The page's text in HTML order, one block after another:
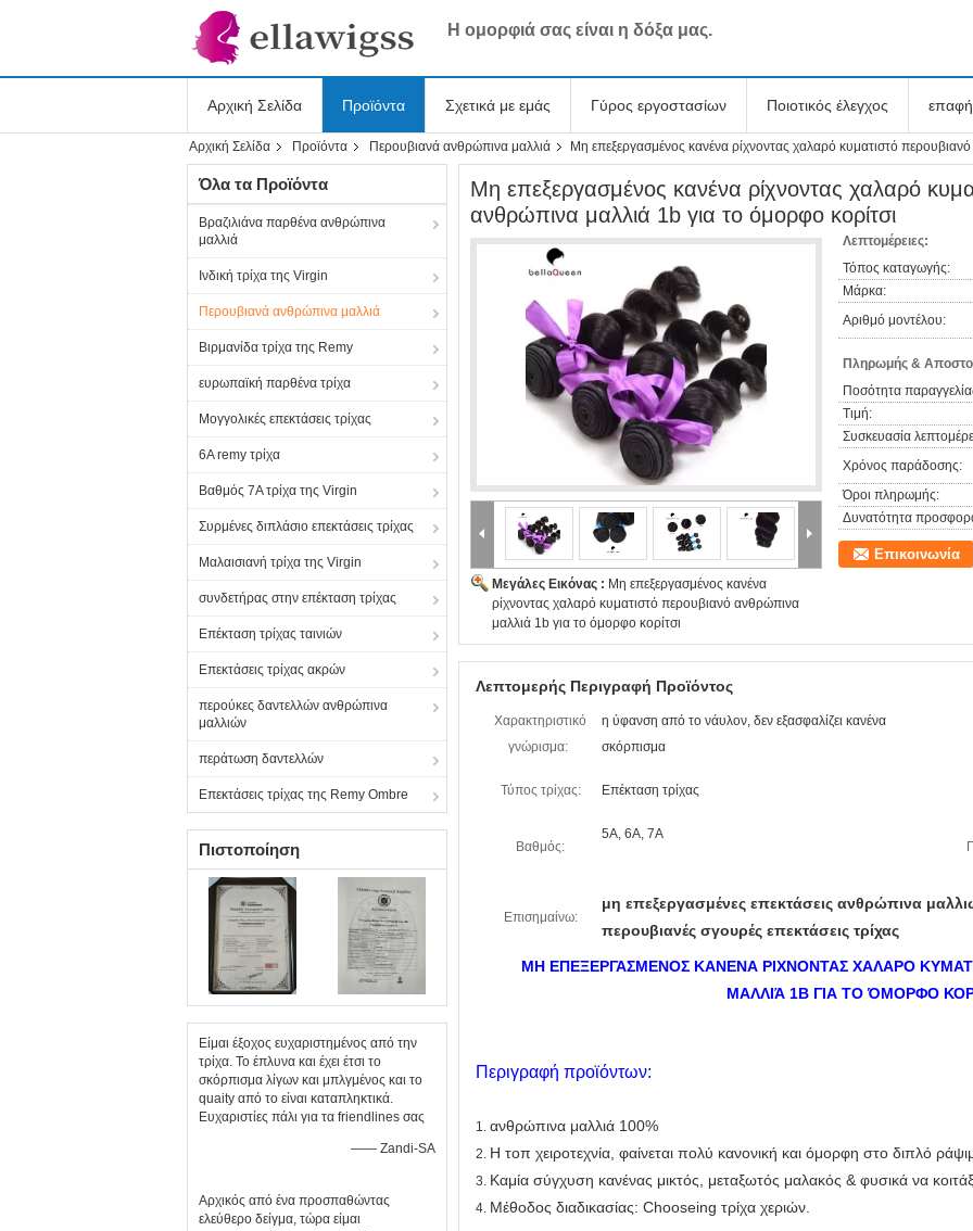
Η ομορφιά σας είναι η δόξα μας.
Αρχική Σελίδα Προϊόντα Σχετικά με εμάς Γύρος εργοστασίων Ποιοτικός έλεγχος επαφή
Αρχική Σελίδα Προϊόντα Περουβιανά ανθρώπινα μαλλιά Μη επεξεργασμένος κανένα ρίχνοντας χαλαρό κυματιστό
Όλα τα Προϊόντα
Βραζιλιάνα παρθένα ανθρώπινα
μαλλιά
Ινδική τρίχα της Virgin
Περουβιανά ανθρώπινα μαλλιά
Βιρμανίδα τρίχα της Remy
ευρωπαϊκή παρθένα τρίχα
Μογγολικές επεκτάσεις τρίχας
6A remy τρίχα
Βαθμός 7A τρίχα της Virgin
Συρμένες διπλάσιο επεκτάσεις τρίχας
Μαλαισιανή τρίχα της Virgin
συνδετήρας στην επέκταση τρίχας
Επέκταση τρίχας ταινιών
Επεκτάσεις τρίχας ακρών
περούκες δαντελλών ανθρώπινα
μαλλιών
περάτωση δαντελλών
Επεκτάσεις τρίχας της Remy Ombre
Πιστοποίηση
Είμαι έξοχος ευχαριστημένος από την
τρίχα. Το έπλυνα και έχει έτσι το
σκόρπισμα λίγων και μπλγμένος και το
quaity από το είναι καταπληκτικά.
Ευχαριστίες πάλι για τα friendlines σας
—— Zandi-SA
Αρχικός από ένα προσπαθώντας
ελεύθερο δείγμα, τώρα είμαι
Μη επεξεργασμένος κανένα ρίχνοντας χαλαρό
ανθρώπινα μαλλιά 1b για το όμορφο κορίτσι
Μεγάλες Εικόνας : Μη επεξεργασμένος κανένα
ρίχνοντας χαλαρό κυματιστό περουβιανό ανθρώπινα
μαλλιά 1b για το όμορφο κορίτσι
Λεπτομέρειες:
Τόπος καταγωγής:
Μάρκα:
Αριθμό μοντέλου:
Πληρωμής &
Ποσότητα
Τιμή:
Συσκευασία
Χρόνος παράδοσης:
Όροι πληρωμής:
Δυνατότητα
Επικοινωνία
Λεπτομερής Περιγραφή Προϊόντος
Χαρακτηριστικό
γνώρισμα:
η ύφανση από το νάυλον, δεν εξασφαλίζει κανένα
σκόρπισμα
Τύπος τρίχας: Επέκταση τρίχας
Βαθμός:
5A, 6A, 7A
Επισημαίνω:
μη επεξεργασμένες επεκτάσεις ανθρώπινα
περουβιανές σγουρές επεκτάσεις τρίχας
ΜΗ ΕΠΕΞΕΡΓΑΣΜΕΝΟΣ ΚΑΝΕΝΑ ΡΙΧΝΟΝΤΑΣ ΧΑΛΑΡΟ
ΜΑΛΛΙΆ 1B ΓΙΑ ΤΟ ΌΜΟΡΦΟ
Περιγραφή προϊόντων:
1. ανθρώπινα μαλλιά 100%
2. Η τοπ χειροτεχνία, φαίνεται πολύ κανονική και όμορφη στο διπλό
3. Καμία σύγχυση κανένας μικτός, μεταξωτός μαλακός & φυσικά να
4. Μέθοδος διαδικασίας: Chooseing τρίχα χεριών.